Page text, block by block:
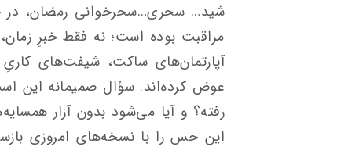
شید… سحری…سحرخوانی رمضان، در
مراقبت بوده است؛ نه فقط خبرِ
آپارتمان‌های ساکت، شیفت‌های کاریِ
عوض کرده‌اند. سؤال صمیمانه
رفته؟ و آیا می‌شود بدون آزار
این حس را با نسخه‌های امروزی